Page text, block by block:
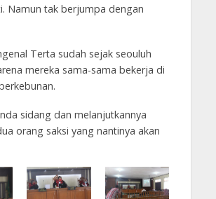
Namun tak berjumpa dengan
Terta sudah sejak seouluh
mereka sama-sama bekerja di
sidang dan melanjutkannya
orang saksi yang nantinya akan